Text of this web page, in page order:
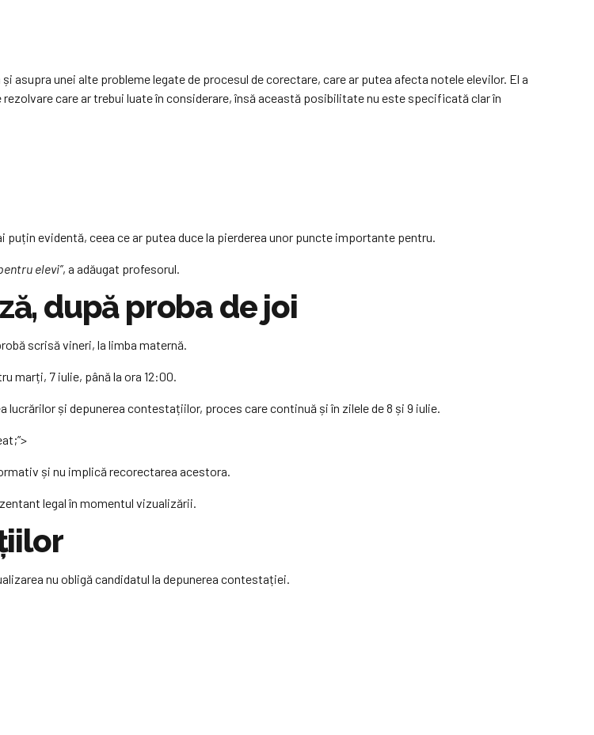
asupra unei alte probleme legate de procesul de corectare, care ar putea afecta notele elevilor. El a
care ar trebui luate în considerare, însă această posibilitate nu este specificată clar în
evidentă, ceea ce ar putea duce la pierderea unor puncte importante pentru.
elevi”, a adăugat profesorul.
după proba de joi
scrisă vineri, la limba maternă.
marți, 7 iulie, până la ora 12:00.
și depunerea contestațiilor, proces care continuă și în zilele de 8 și 9 iulie.
și nu implică recorectarea acestora.
legal în momentul vizualizării.
nu obligă candidatul la depunerea contestației.